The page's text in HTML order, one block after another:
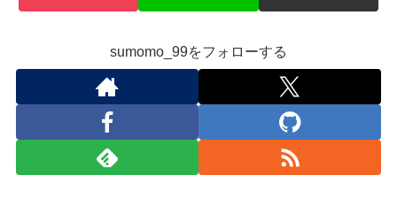
sumomo_99をフォローする